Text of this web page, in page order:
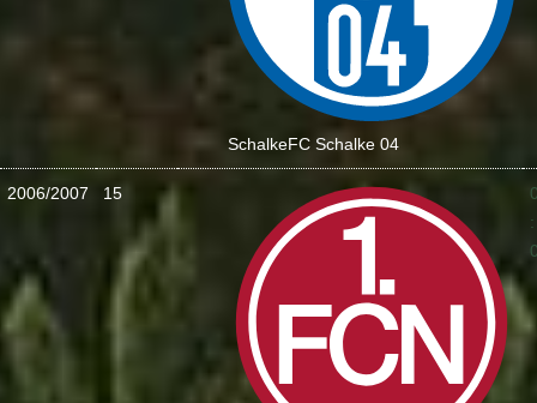
SchalkeFC Schalke 04
2006/2007 15
: